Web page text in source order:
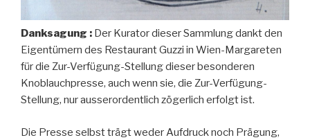
Danksagung : Der Kurator dieser Sammlung dankt den
Eigentümern des Restaurant Guzzi in Wien-Margareten
für die Zur-Verfügung-Stellung dieser besonderen
Knoblauchpresse, auch wenn sie, die Zur-Verfügung-
Stellung, nur ausserordentlich zögerlich erfolgt ist.
Die Presse selbst trägt weder Aufdruck noch Prägung,